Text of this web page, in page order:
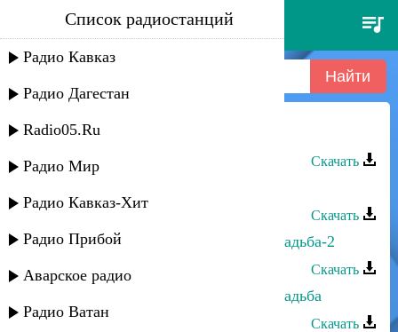
сеня рабаев - соф шавуа
Список радиостанций
Радио Кавказ
Радио Дагестан
Radio05.Ru
Радио Мир
Радио Кавказ-Хит
Радио Прибой
Аварское радио
Радио Ватан
Сеня Рабаев - Соф шавуа
Скачать
Скачать
Сеня Рабаев - Горско-Еврейская свадьба-2
Скачать
Сеня Рабаев - Горско-Еврейская свадьба
Скачать